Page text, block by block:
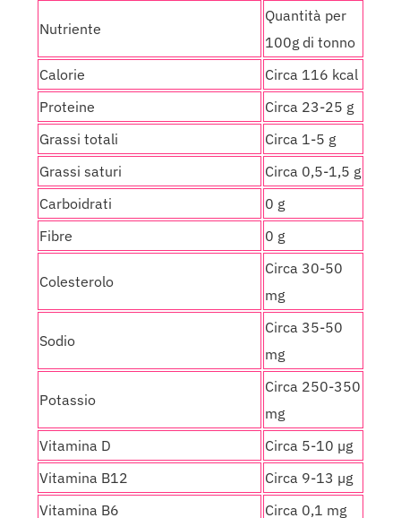
Nutriente
Quantità per
100g di tonno
Calorie
Circa 116 kcal
Proteine
Circa 23-25 g
Grassi totali
Circa 1-5 g
Grassi saturi
Circa 0,5-1,5 g
Carboidrati
0 g
Fibre
0 g
Colesterolo
Circa 30-50
mg
Sodio
Circa 35-50
mg
Potassio
Circa 250-350
mg
Vitamina D
Circa 5-10 µg
Vitamina B12
Circa 9-13 µg
Vitamina B6
Circa 0,1 mg